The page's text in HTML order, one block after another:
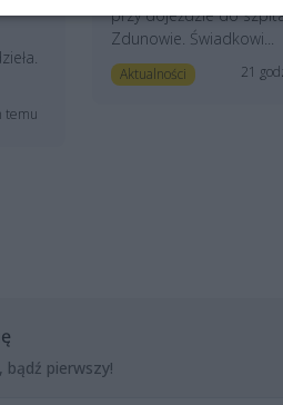
temu
przy dojeździe do
Zdunowie. Świadkowi...
Aktualności 21
bądź pierwszy!